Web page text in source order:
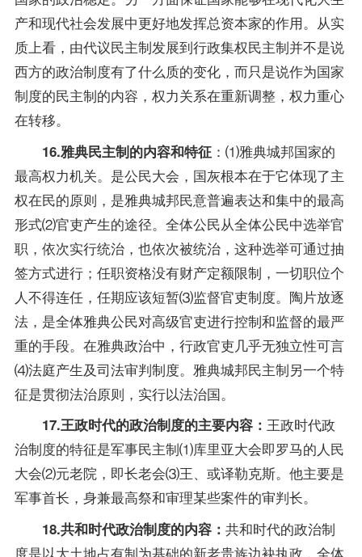
产和现代社会发展中更好地发挥总资本家的作用。从实
质上看，由代议民主制发展到行政集权民主制并不是说
西方的政治制度有了什么质的变化，而只是说作为国家
制度的民主制的内容，权力关系在重新调整，权力重心
在转移。
16.雅典民主制的内容和特征：⑴雅典城邦国家的
最高权力机关。是公民大会，国灰根本在于它体现了主
权在民的原则，是雅典城邦民意普遍表达和集中的最高
形式⑵官吏产生的途径。全体公民从全体公民中选举官
职，依次实行统治，也依次被统治，这种选举可通过抽
签方式进行；任职资格没有财产定额限制，一切职位个
人不得连任，任期应该短暂⑶监督官吏制度。陶片放逐
法，是全体雅典公民对高级官吏进行控制和监督的最严
重的手段。在雅典政治中，行政官吏几乎无独立性可言
⑷法庭产生及司法审判制度。雅典城邦民主制另一个特
征是贯彻法治原则，实行以法治国。
17.王政时代的政治制度的主要内容： 王政时代政
治制度的特征是军事民主制⑴库里亚大会即罗马的人民
大会⑵元老院，即长老会⑶王、或译勒克斯。他主要是
军事首长，身兼最高祭和审理某些案件的审判长。
18.共和时代政治制度的内容： 共和时代的政治制
度是以大土地占有制为基础的新老贵族边袂执政、全体